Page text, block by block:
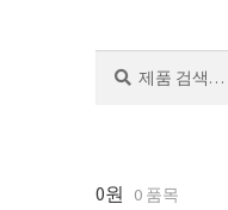
0원 0 품목